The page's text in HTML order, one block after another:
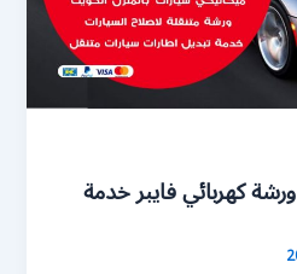
كراج فايبر 99007366 ورشة كهربائي فايبر خدمة